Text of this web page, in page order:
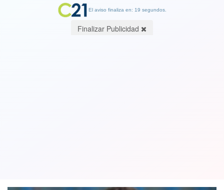
El aviso finaliza en: 19 segundos.
Finalizar Publicidad